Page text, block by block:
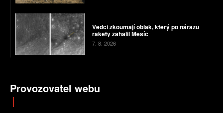
Vědci zkoumají oblak, který po nárazu
rakety zahalil Měsíc
7. 8. 2026
Provozovatel webu